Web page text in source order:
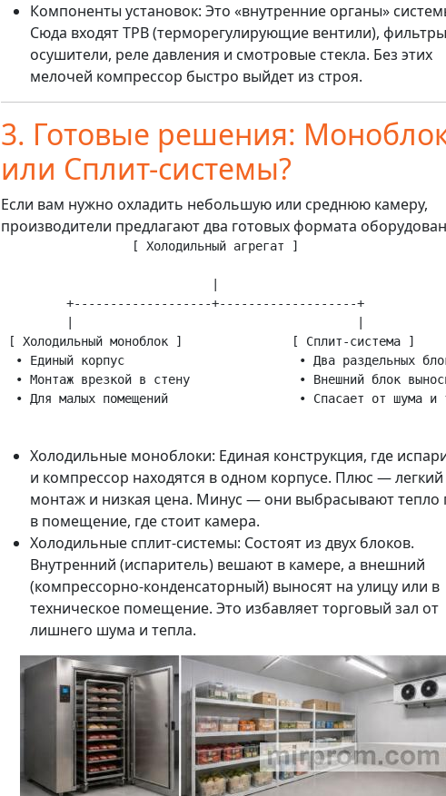
Компоненты установок: Это «внутренние органы»
Сюда входят ТРВ (терморегулирующие вентили),
осушители, реле давления и смотровые стекла. Без этих
мелочей компрессор быстро выйдет из строя.
3. Готовые решения:
или Сплит-системы?
Если вам нужно охладить небольшую или среднюю камеру,
производители предлагают два готовых формата
                  [ Холодильный агрегат ]
         +-------------------+-------------------+
[ Холодильный моноблок ]               [ Сплит-система ]
• Единый корпус                        • Два раздельных
• Монтаж врезкой в стену               • Внешний блок
Холодильные моноблоки: Единая конструкция, где
и компрессор находятся в одном корпусе. Плюс — легкий
монтаж и низкая цена. Минус — они выбрасывают тепло
в помещение, где стоит камера.
Холодильные сплит-системы: Состоят из двух блоков.
Внутренний (испаритель) вешают в камере, а внешний
(компрессорно-конденсаторный) выносят на улицу или в
техническое помещение. Это избавляет торговый зал от
лишнего шума и тепла.